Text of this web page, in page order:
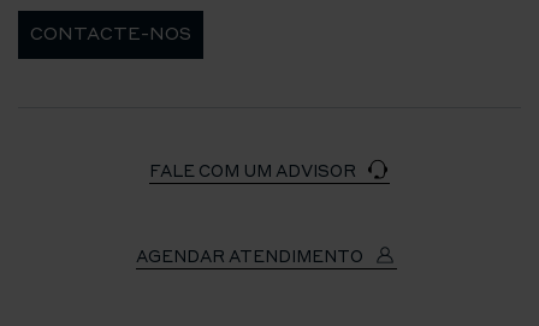
CONTACTE-NOS
FALE COM UM ADVISOR
AGENDAR ATENDIMENTO